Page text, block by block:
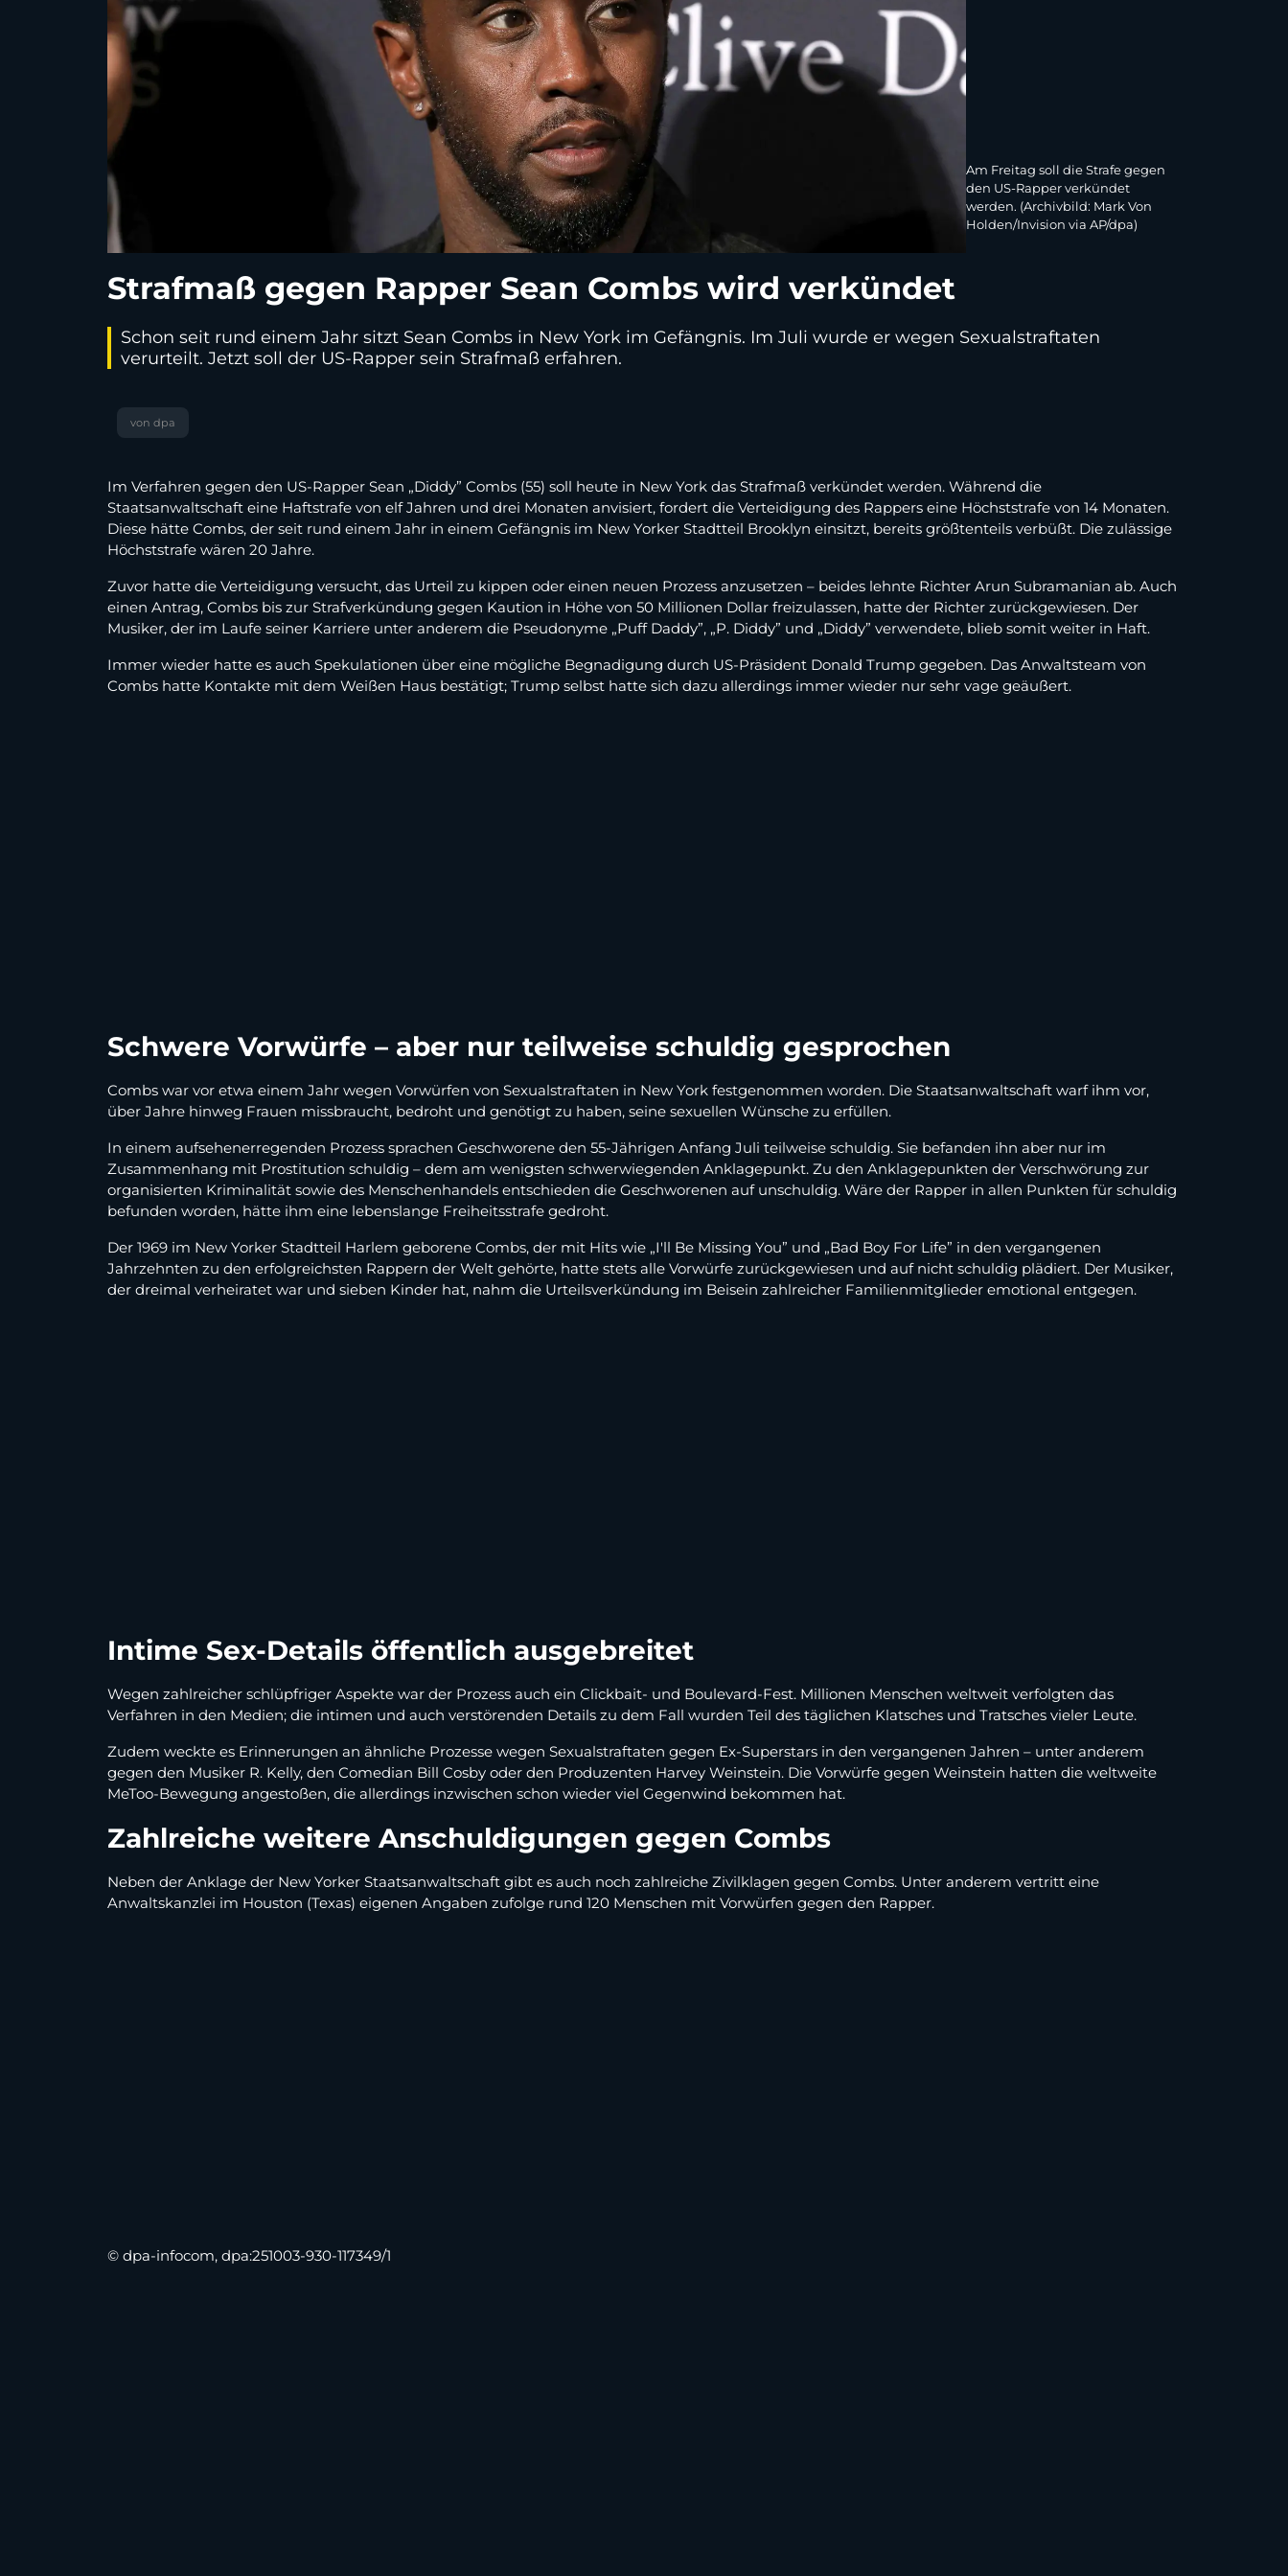
Am Freitag soll die Strafe gegen
den US-Rapper verkündet
werden. (Archivbild: Mark Von
Holden/Invision via AP/dpa)
Strafmaß gegen Rapper Sean Combs wird verkündet
Schon seit rund einem Jahr sitzt Sean Combs in New York im Gefängnis. Im Juli wurde er wegen Sexualstraftaten
verurteilt. Jetzt soll der US-Rapper sein Strafmaß erfahren.
von dpa
Im Verfahren gegen den US-Rapper Sean „Diddy” Combs (55) soll heute in New York das Strafmaß verkündet werden. Während die
Staatsanwaltschaft eine Haftstrafe von elf Jahren und drei Monaten anvisiert, fordert die Verteidigung des Rappers eine Höchststrafe von 14 Monaten.
Diese hätte Combs, der seit rund einem Jahr in einem Gefängnis im New Yorker Stadtteil Brooklyn einsitzt, bereits größtenteils verbüßt. Die zulässige
Höchststrafe wären 20 Jahre.
Zuvor hatte die Verteidigung versucht, das Urteil zu kippen oder einen neuen Prozess anzusetzen – beides lehnte Richter Arun Subramanian ab. Auch
einen Antrag, Combs bis zur Strafverkündung gegen Kaution in Höhe von 50 Millionen Dollar freizulassen, hatte der Richter zurückgewiesen. Der
Musiker, der im Laufe seiner Karriere unter anderem die Pseudonyme „Puff Daddy”, „P. Diddy” und „Diddy” verwendete, blieb somit weiter in Haft.
Immer wieder hatte es auch Spekulationen über eine mögliche Begnadigung durch US-Präsident Donald Trump gegeben. Das Anwaltsteam von
Combs hatte Kontakte mit dem Weißen Haus bestätigt; Trump selbst hatte sich dazu allerdings immer wieder nur sehr vage geäußert.
Schwere Vorwürfe – aber nur teilweise schuldig gesprochen
Combs war vor etwa einem Jahr wegen Vorwürfen von Sexualstraftaten in New York festgenommen worden. Die Staatsanwaltschaft warf ihm vor,
über Jahre hinweg Frauen missbraucht, bedroht und genötigt zu haben, seine sexuellen Wünsche zu erfüllen.
In einem aufsehenerregenden Prozess sprachen Geschworene den 55-Jährigen Anfang Juli teilweise schuldig. Sie befanden ihn aber nur im
Zusammenhang mit Prostitution schuldig – dem am wenigsten schwerwiegenden Anklagepunkt. Zu den Anklagepunkten der Verschwörung zur
organisierten Kriminalität sowie des Menschenhandels entschieden die Geschworenen auf unschuldig. Wäre der Rapper in allen Punkten für schuldig
befunden worden, hätte ihm eine lebenslange Freiheitsstrafe gedroht.
Der 1969 im New Yorker Stadtteil Harlem geborene Combs, der mit Hits wie „I'll Be Missing You” und „Bad Boy For Life” in den vergangenen
Jahrzehnten zu den erfolgreichsten Rappern der Welt gehörte, hatte stets alle Vorwürfe zurückgewiesen und auf nicht schuldig plädiert. Der Musiker,
der dreimal verheiratet war und sieben Kinder hat, nahm die Urteilsverkündung im Beisein zahlreicher Familienmitglieder emotional entgegen.
Intime Sex-Details öffentlich ausgebreitet
Wegen zahlreicher schlüpfriger Aspekte war der Prozess auch ein Clickbait- und Boulevard-Fest. Millionen Menschen weltweit verfolgten das
Verfahren in den Medien; die intimen und auch verstörenden Details zu dem Fall wurden Teil des täglichen Klatsches und Tratsches vieler Leute.
Zudem weckte es Erinnerungen an ähnliche Prozesse wegen Sexualstraftaten gegen Ex-Superstars in den vergangenen Jahren – unter anderem
gegen den Musiker R. Kelly, den Comedian Bill Cosby oder den Produzenten Harvey Weinstein. Die Vorwürfe gegen Weinstein hatten die weltweite
MeToo-Bewegung angestoßen, die allerdings inzwischen schon wieder viel Gegenwind bekommen hat.
Zahlreiche weitere Anschuldigungen gegen Combs
Neben der Anklage der New Yorker Staatsanwaltschaft gibt es auch noch zahlreiche Zivilklagen gegen Combs. Unter anderem vertritt eine
Anwaltskanzlei im Houston (Texas) eigenen Angaben zufolge rund 120 Menschen mit Vorwürfen gegen den Rapper.
© dpa-infocom, dpa:251003-930-117349/1